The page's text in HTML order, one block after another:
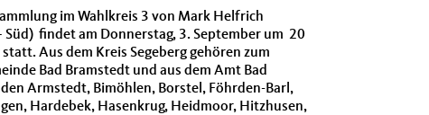
im Wahlkreis 3 von Mark Helfrich
findet am Donnerstag, 3. September um 20
Aus dem Kreis Segeberg gehören zum
Bad Bramstedt und aus dem Amt Bad
Armstedt, Bimöhlen, Borstel, Föhrden-Barl,
Hardebek, Hasenkrug, Heidmoor, Hitzhusen,